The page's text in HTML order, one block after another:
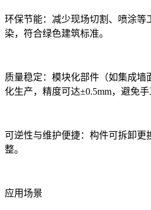
环保节能：减少现场切割、喷涂等
染，符合绿色建筑标准。
质量稳定：模块化部件（如集成墙
化生产，精度可达±0.5mm，避免手
可逆性与维护便捷：构件可拆卸更
整。
应用场景